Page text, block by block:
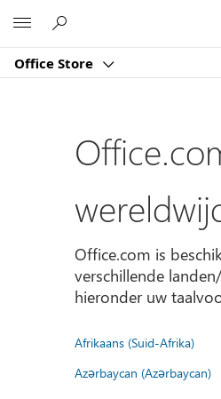
Office Store
Office.com is
verschillende
hieronder uw
Afrikaans (Suid-Afrika)
Azərbaycan (Azərbaycan)